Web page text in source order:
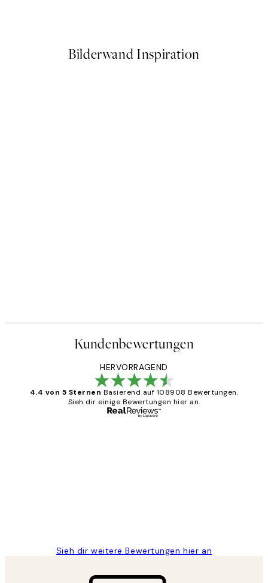
Bilderwand Inspiration
Kundenbewertungen
HERVORRAGEND
4.4 von 5 Sternen Basierend auf 108908 Bewertungen.
Sieh dir einige Bewertungen hier an.
Sieh dir weitere Bewertungen hier an